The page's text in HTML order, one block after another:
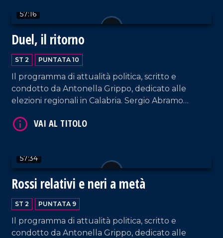
candidata alla presidenza della Regione Calabria
per il centrosinistra e Maurizio Lupi ("Noi con
l'Italia").
57:16
Duel, il ritorno
ST 2 PUNTATA 10
Il programma di attualità politica, scritto e
condotto da Antonella Grippo, dedicato alle
elezioni regionali in Calabria. Sergio Abramo
Presidente).
57:34
Rossi relativi e neri a metà
ST 2 PUNTATA 9
Il programma di attualità politica, scritto e
condotto da Antonella Grippo, dedicato alle
VAI AL TITOLO
VAI AL TITOLO